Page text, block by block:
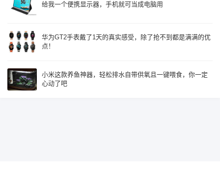
给我一个便携显示器，手机就可当成电脑用
华为GT2手表戴了1天的真实感受，除了抢不到都是满满的优
点！
小米这款养鱼神器，轻松排水自带供氧且一键喂食，你一定
心动了吧